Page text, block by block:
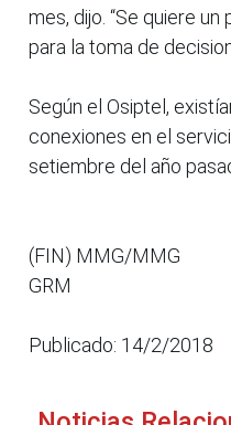
mes, dijo. “Se quiere
para la toma de
Según el Osiptel,
conexiones en el
setiembre del año
(FIN) MMG/MMG
GRM
Publicado: 14/2/2018